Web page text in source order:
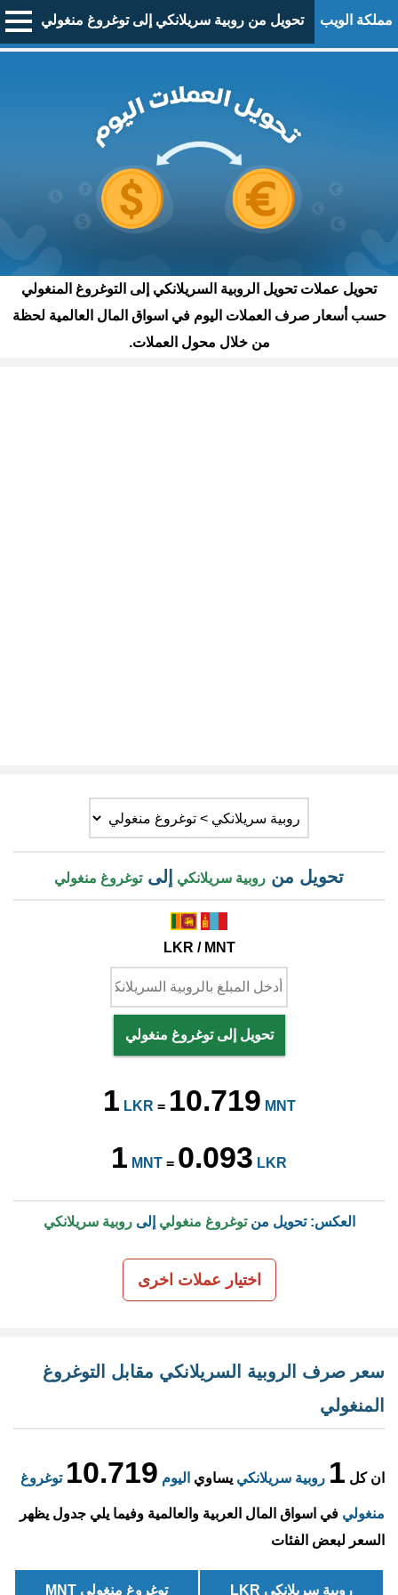
مملكة الويب تحويل من روبية سريلانكي إلى توغروغ منغولي
تحويل عملات تحويل الروبية السريلانكي إلى التوغروغ المنغولي
حسب أسعار صرف العملات اليوم في اسواق المال العالمية لحظة
من خلال محول العملات.
تحويل من روبية سريلانكي إلىتوغروغ منغولي
LKR / MNT
تحويل إلى توغروغ منغولي
1 LKR = 10.719 MNT
1 MNT = 0.093 LKR
العكس: تحويل منتوغروغ منغولي إلىروبية سريلانكي
اختيار عملات اخرى
سعر صرف الروبية السريلانكي مقابل التوغروغ
المنغولي
ان كل 1 روبية سريلانكي يساوي اليوم 10.719 توغروغ
منغولي في اسواق المال العربية والعالمية وفيما يلي جدول يظهر
السعر لبعض الفئات
روبية سريلانكي LKR توغروغ منغولي MNT